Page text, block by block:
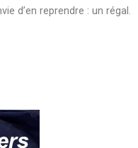
d’en reprendre : un régal.